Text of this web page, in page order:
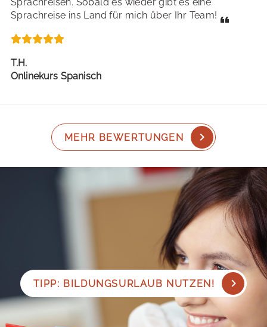
Sprachreise ins Land für mich über Ihr Team!
T.H.
Onlinekurs Spanisch
MEHR BEWERTUNGEN
TIPP: BILDUNGSURLAUB NUTZEN!